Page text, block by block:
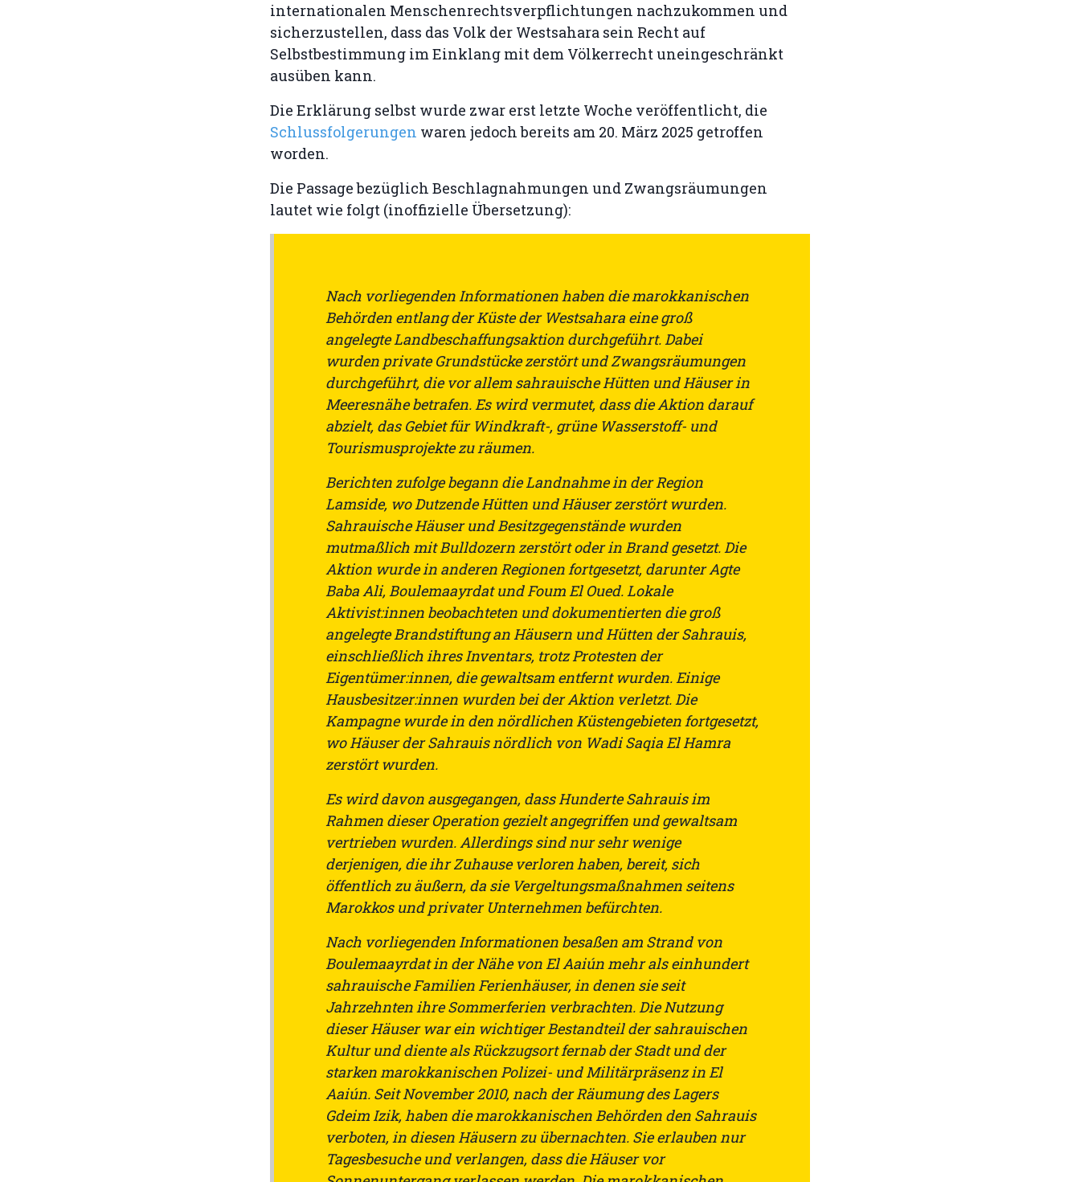
internationalen Menschenrechtsverpflichtungen nachzukommen und
sicherzustellen, dass das Volk der Westsahara sein Recht auf
Selbstbestimmung im Einklang mit dem Völkerrecht uneingeschränkt
ausüben kann.
Die Erklärung selbst wurde zwar erst letzte Woche veröffentlicht, die
Schlussfolgerungen waren jedoch bereits am 20. März 2025 getroffen
worden.
Die Passage bezüglich Beschlagnahmungen und Zwangsräumungen
lautet wie folgt (inoffizielle Übersetzung):
Nach vorliegenden Informationen haben die marokkanischen
Behörden entlang der Küste der Westsahara eine groß
angelegte Landbeschaffungsaktion durchgeführt. Dabei
wurden private Grundstücke zerstört und Zwangsräumungen
durchgeführt, die vor allem sahrauische Hütten und Häuser in
Meeresnähe betrafen. Es wird vermutet, dass die Aktion darauf
abzielt, das Gebiet für Windkraft-, grüne Wasserstoff- und
Tourismusprojekte zu räumen.
Berichten zufolge begann die Landnahme in der Region
Lamside, wo Dutzende Hütten und Häuser zerstört wurden.
Sahrauische Häuser und Besitzgegenstände wurden
mutmaßlich mit Bulldozern zerstört oder in Brand gesetzt. Die
Aktion wurde in anderen Regionen fortgesetzt, darunter Agte
Baba Ali, Boulemaayrdat und Foum El Oued. Lokale
Aktivist:innen beobachteten und dokumentierten die groß
angelegte Brandstiftung an Häusern und Hütten der Sahrauis,
einschließlich ihres Inventars, trotz Protesten der
Eigentümer:innen, die gewaltsam entfernt wurden. Einige
Hausbesitzer:innen wurden bei der Aktion verletzt. Die
Kampagne wurde in den nördlichen Küstengebieten fortgesetzt,
wo Häuser der Sahrauis nördlich von Wadi Saqia El Hamra
zerstört wurden.
Es wird davon ausgegangen, dass Hunderte Sahrauis im
Rahmen dieser Operation gezielt angegriffen und gewaltsam
vertrieben wurden. Allerdings sind nur sehr wenige
derjenigen, die ihr Zuhause verloren haben, bereit, sich
öffentlich zu äußern, da sie Vergeltungsmaßnahmen seitens
Marokkos und privater Unternehmen befürchten.
Nach vorliegenden Informationen besaßen am Strand von
Boulemaayrdat in der Nähe von El Aaiún mehr als einhundert
sahrauische Familien Ferienhäuser, in denen sie seit
Jahrzehnten ihre Sommerferien verbrachten. Die Nutzung
dieser Häuser war ein wichtiger Bestandteil der sahrauischen
Kultur und diente als Rückzugsort fernab der Stadt und der
starken marokkanischen Polizei- und Militärpräsenz in El
Aaiún. Seit November 2010, nach der Räumung des Lagers
Gdeim Izik, haben die marokkanischen Behörden den Sahrauis
verboten, in diesen Häusern zu übernachten. Sie erlauben nur
Tagesbesuche und verlangen, dass die Häuser vor